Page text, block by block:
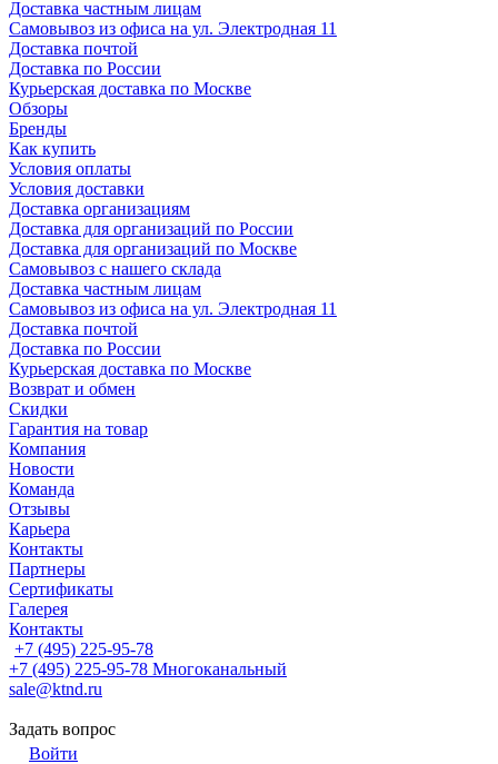
Доставка частным лицам
Самовывоз из офиса на ул. Электродная 11
Доставка почтой
Доставка по России
Курьерская доставка по Москве
Обзоры
Бренды
Как купить
Условия оплаты
Условия доставки
Доставка организациям
Доставка для организаций по России
Доставка для организаций по Москве
Самовывоз с нашего склада
Доставка частным лицам
Самовывоз из офиса на ул. Электродная 11
Доставка почтой
Доставка по России
Курьерская доставка по Москве
Возврат и обмен
Скидки
Гарантия на товар
Компания
Новости
Команда
Отзывы
Карьера
Контакты
Партнеры
Сертификаты
Галерея
Контакты
+7 (495) 225-95-78
+7 (495) 225-95-78 Многоканальный
sale@ktnd.ru
Задать вопрос
Войти